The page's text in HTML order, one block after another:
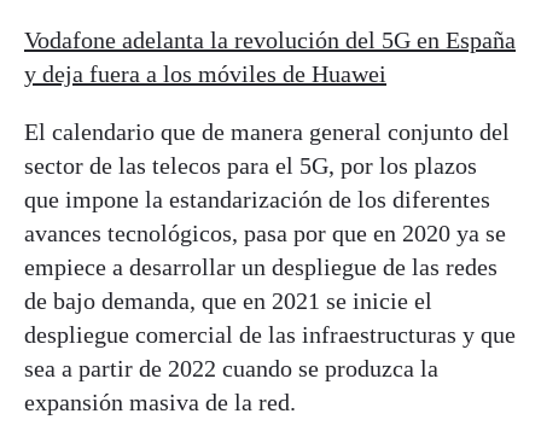
Vodafone adelanta la revolución del 5G en España
y deja fuera a los móviles de Huawei
El calendario que de manera general conjunto del
sector de las telecos para el 5G, por los plazos
que impone la estandarización de los diferentes
avances tecnológicos, pasa por que en 2020 ya se
empiece a desarrollar un despliegue de las redes
de bajo demanda, que en 2021 se inicie el
despliegue comercial de las infraestructuras y que
sea a partir de 2022 cuando se produzca la
expansión masiva de la red.